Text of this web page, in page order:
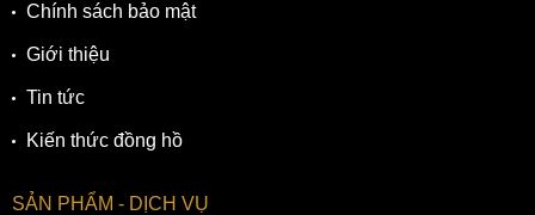
Chính sách bảo mật
Giới thiệu
Tin tức
Kiến thức đồng hồ
SẢN PHẨM - DỊCH VỤ